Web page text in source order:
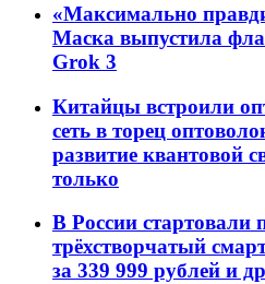
«Максимально
Маска выпустила
Grok 3
Китайцы встроили
сеть в торец
развитие квантовой
только
В России стартовали
трёхстворчатый
за 339 999 рублей и